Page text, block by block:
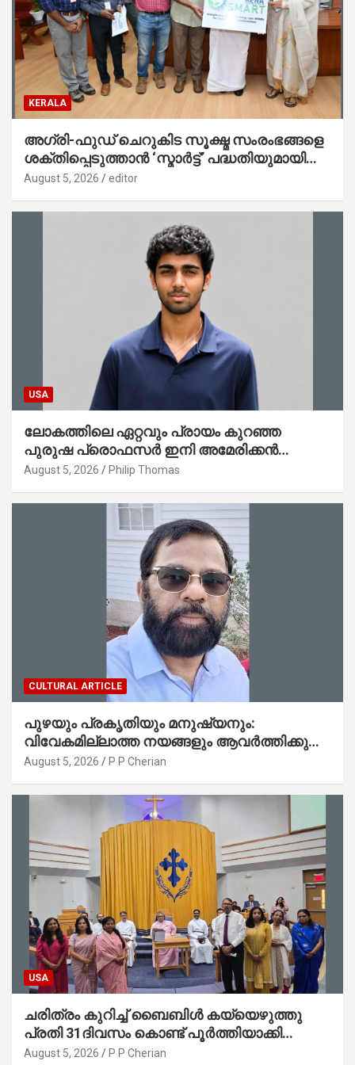
KERALA
അഗ്രി-ഫുഡ് ചെറുകിട സൂക്ഷ്മ സംരംഭങ്ങളെ
ശക്തിപ്പെടുത്താന്‍ ‘സ്മാര്‍ട്ട്’ പദ്ധതിയുമായി
കേര; ലോഗോ മുഖ്യമന്ത്രി പ്രകാശനം
August 5, 2026 editor
USA
ലോകത്തിലെ ഏറ്റവും പ്രായം കുറഞ്ഞ
പുരുഷ പ്രൊഫസർ ഇനി അമേരിക്കൻ
മലയാളി നേഥൻ തോമസ്
August 5, 2026 Philip Thomas
CULTURAL ARTICLE
പുഴയും പ്രകൃതിയും മനുഷ്യനും:
വിവേകമില്ലാത്ത നയങ്ങളും ആവർത്തിക്കുന്ന
ദുരന്തങ്ങളും : റവ. ജെയിംസ് കെ.
August 5, 2026 P P Cherian
USA
ചരിത്രം കുറിച്ച് ബൈബിൾ കയ്യെഴുത്തു
പ്രതി 31ദിവസം കൊണ്ട് പൂർത്തിയാക്കി
മാർത്തോമ്മാ ചർച്ച് ഓഫ് ഡാളസ് ഫാർമേഴ്‌സ്
August 5, 2026 P P Cherian